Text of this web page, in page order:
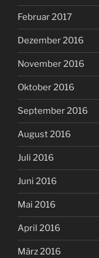
Februar 2017
Dezember 2016
November 2016
Oktober 2016
September 2016
August 2016
Juli 2016
Juni 2016
Mai 2016
April 2016
März 2016